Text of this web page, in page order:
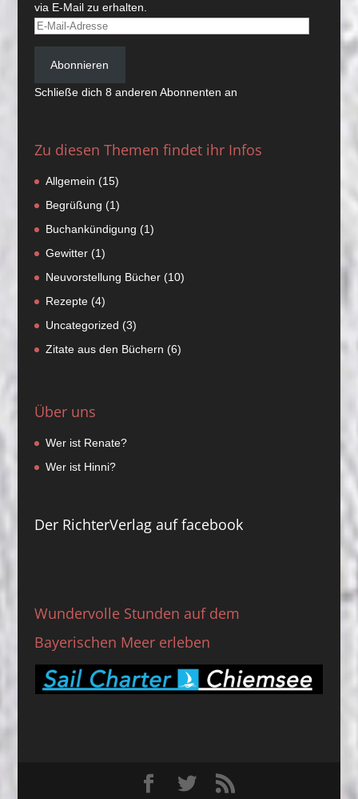
via E-Mail zu erhalten.
E-
Mail-
Adresse
Abonnieren
Schließe dich 8 anderen Abonnenten an
Zu diesen Themen findet ihr Infos
Allgemein (15)
Begrüßung (1)
Buchankündigung (1)
Gewitter(1)
Neuvorstellung Bücher(10)
Rezepte(4)
Uncategorized (3)
Zitate aus den Büchern (6)
Über uns
Wer ist Renate?
Wer ist Hinni?
Der RichterVerlag auf facebook
Wundervolle Stunden auf dem
Bayerischen Meer erleben